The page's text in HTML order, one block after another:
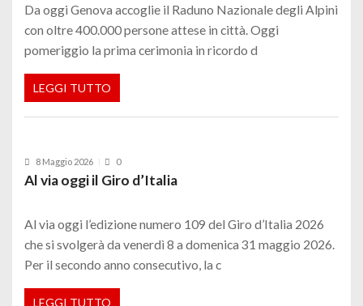
Da oggi Genova accoglie il Raduno Nazionale degli Alpini
con oltre 400.000 persone attese in città. Oggi
pomeriggio la prima cerimonia in ricordo d
LEGGI TUTTO
8 Maggio 2026 0
Al via oggi il Giro d’Italia
Al via oggi l’edizione numero 109 del Giro d’Italia 2026
che si svolgerà da venerdì 8 a domenica 31 maggio 2026.
Per il secondo anno consecutivo, la c
LEGGI TUTTO